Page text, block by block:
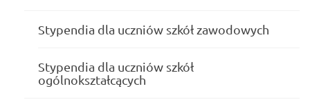
Stypendia dla uczniów szkół zawodowych
Stypendia dla uczniów szkół
ogólnokształcących